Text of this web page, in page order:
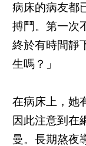
病床的病友都
搏鬥。第一次
終於有時間靜
生嗎？」
在病床上，她
因此注意到
曼。長期熬夜